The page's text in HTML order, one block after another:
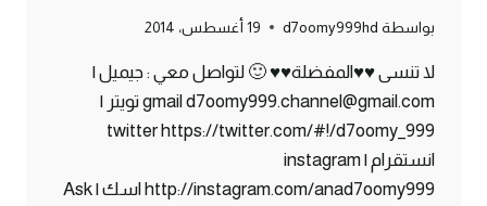
بواسطة d7oomy999hd 19 أغسطس، 2014
لا تنسى ♥♥المفضلة♥♥ 🙂 لتواصل معي : جيميل |
gmail d7oomy999.channel@gmail.com تويتر |
twitter https://twitter.com/#!/d7oomy_999
انستقرام | instagram
http://instagram.com/anad7oomy999 اسك | Ask